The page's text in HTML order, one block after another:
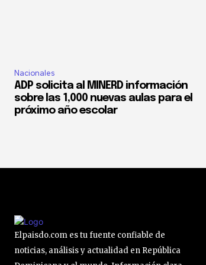
Nacionales
ADP solicita al MINERD información
sobre las 1,000 nuevas aulas para el
próximo año escolar
Elpaisdo.com es tu fuente confiable de
noticias, análisis y actualidad en República